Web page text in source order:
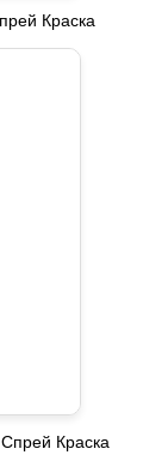
Краска
Краска